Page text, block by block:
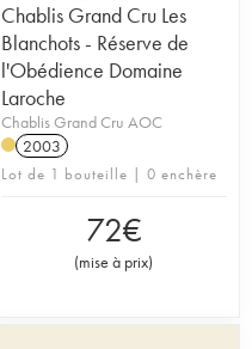
Chablis Grand Cru Les
Blanchots - Réserve de
l'Obédience Domaine
Laroche
Chablis Grand Cru AOC
2003
Lot de 1 bouteille | 0 enchère
72€
(mise à prix)